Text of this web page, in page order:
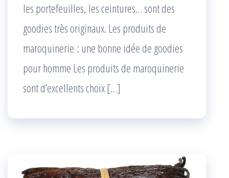
les portefeuilles, les ceintures… sont des
goodies très originaux. Les produits de
maroquinerie : une bonne idée de goodies
pour homme Les produits de maroquinerie
sont d’excellents choix […]